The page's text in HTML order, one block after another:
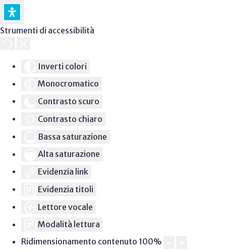
Strumenti di accessibilità
Inverti colori
Monocromatico
Contrasto scuro
Contrasto chiaro
Bassa saturazione
Alta saturazione
Evidenzia link
Evidenzia titoli
Lettore vocale
Modalità lettura
Ridimensionamento contenuto 100%